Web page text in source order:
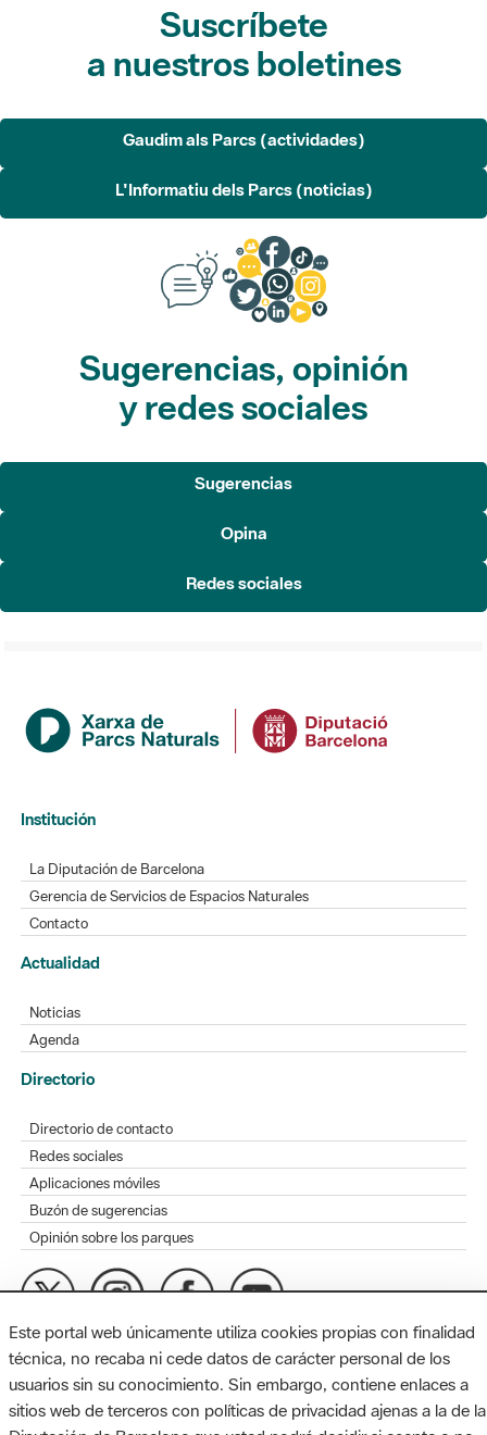
Suscríbete
a nuestros boletines
Gaudim als Parcs (actividades)
L'Informatiu dels Parcs (noticias)
Sugerencias, opinión
y redes sociales
Sugerencias
Opina
Redes sociales
Institución
La Diputación de Barcelona
Gerencia de Servicios de Espacios Naturales
Contacto
Actualidad
Noticias
Agenda
Directorio
Directorio de contacto
Redes sociales
Aplicaciones móviles
Buzón de sugerencias
Opinión sobre los parques
MAPA WEB AVISO LEGAL ACCESIBILIDAD
Diputación de Barcelona. Edifici Llacuna, 1a planta. Badajoz, 49.
08005 Barcelona. Tel. 934 022 428 / xarxaparcs@diba.cat
Este portal web únicamente utiliza cookies propias con finalidad
técnica, no recaba ni cede datos de carácter personal de los
usuarios sin su conocimiento. Sin embargo, contiene enlaces a
sitios web de terceros con políticas de privacidad ajenas a la de la